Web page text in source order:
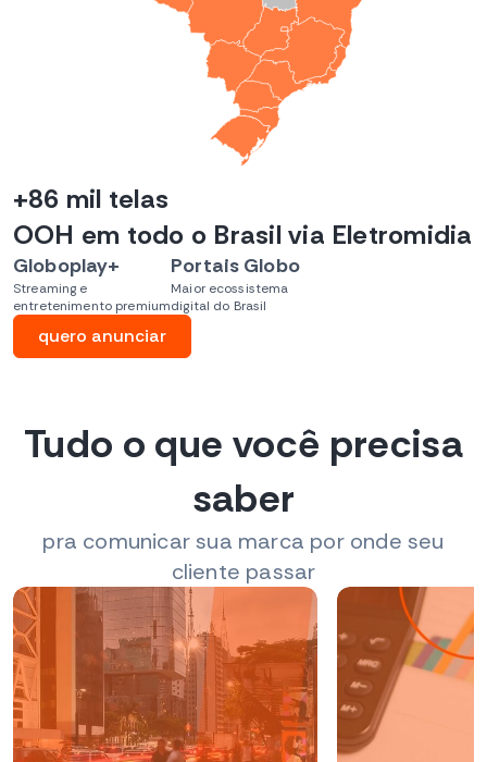
+86 mil telas
OOH em todo o Brasil via Eletromidia
Globoplay+
Streaming e
entretenimento premium
Portais Globo
Maior ecossistema
digital do Brasil
quero anunciar
Tudo o que você precisa
saber
pra comunicar sua marca por onde seu
cliente passar